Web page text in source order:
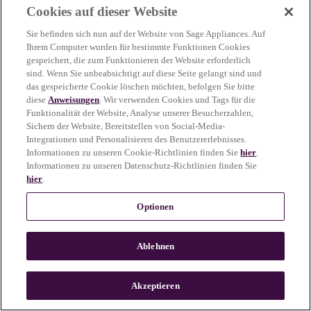
more information)
n
Cookies auf dieser Website
Sie befinden sich nun auf der Website von Sage Appliances. Auf
Ihrem Computer wurden für bestimmte Funktionen Cookies
gespeichert, die zum Funktionieren der Website erforderlich
sind. Wenn Sie unbeabsichtigt auf diese Seite gelangt sind und
das gespeicherte Cookie löschen möchten, befolgen Sie bitte
dieseAnweisungen. Wir verwenden Cookies und Tags für die
Funktionalität der Website, Analyse unserer Besucherzahlen,
Sichern der Website, Bereitstellen von Social-Media-
Integrationen und Personalisieren des Benutzererlebnisses.
Informationen zu unseren Cookie-Richtlinien finden Siehier.
Informationen zu unseren Datenschutz-Richtlinien finden Sie
hier.
Optionen
Ablehnen
Akzeptieren